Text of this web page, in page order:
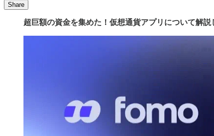
Share
超巨額の資金を集めた！仮想通貨アプリについて解説